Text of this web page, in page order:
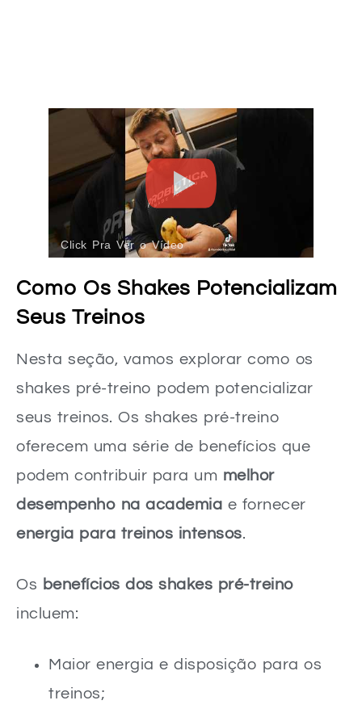
Click Pra Ver o Vídeo
Como Os Shakes Potencializam
Seus Treinos
Nesta seção, vamos explorar como os
shakes pré-treino podem potencializar
seus treinos. Os shakes pré-treino
oferecem uma série de benefícios que
podem contribuir para um melhor
desempenho na academia e fornecer
energia para treinos intensos.
Os benefícios dos shakes pré-treino
incluem:
Maior energia e disposição para os
treinos;